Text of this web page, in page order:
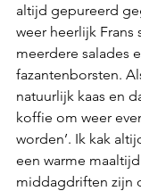
altijd gepureerd
weer heerlijk Frans
meerdere salades
fazantenborsten.
natuurlijk kaas en
koffie om weer
worden’. Ik kak
een warme
middagdriften zijn